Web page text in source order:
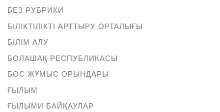
БЕЗ РУБРИКИ
БІЛІКТІЛІКТІ АРТТЫРУ ОРТАЛЫҒЫ
БІЛІМ АЛУ
БОЛАШАҚ РЕСПУБЛИКАСЫ
БОС ЖҰМЫС ОРЫНДАРЫ
ҒЫЛЫМ
ҒЫЛЫМИ БАЙҚАУЛАР